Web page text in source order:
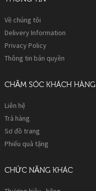
Về chúng tôi
Delivery Information
Privacy Policy
Thông tin bản quyền
CHĂM SÓC KHÁCH HÀNG
Liên hệ
Trả hàng
Sơ đồ trang
Phiếu quà tặng
CHỨC NĂNG KHÁC